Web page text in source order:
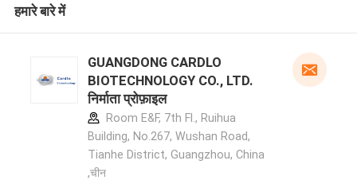
हमारे बारे में
GUANGDONG CARDLO
BIOTECHNOLOGY CO., LTD.
निर्माता प्रोफ़ाइल
Room E&F, 7th Fl., Ruihua
Building, No.267, Wushan Road,
Tianhe District, Guangzhou, China
,चीन